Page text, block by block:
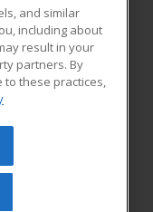
All rights
be reproduced or
prior written
and similar
including about
result in your
partners. By
to these practices,